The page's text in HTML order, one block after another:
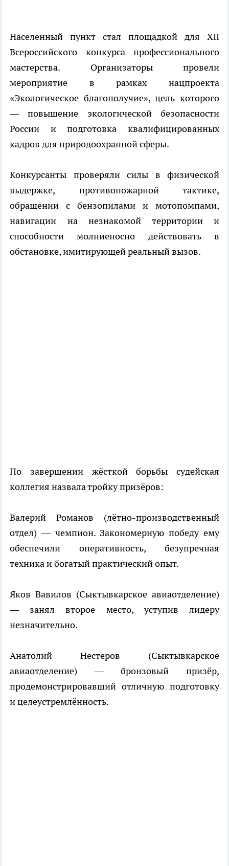
Населенный пункт стал площадкой для XII
Всероссийского конкурса профессионального
мастерства. Организаторы провели
мероприятие в рамках нацпроекта
«Экологическое благополучие», цель которого
— повышение экологической безопасности
России и подготовка квалифицированных
кадров для природоохранной сферы.
Конкурсанты проверяли силы в физической
выдержке, противопожарной тактике,
обращении с бензопилами и мотопомпами,
навигации на незнакомой территории и
способности молниеносно действовать в
обстановке, имитирующей реальный вызов.
По завершении жёсткой борьбы судейская
коллегия назвала тройку призёров:
Валерий Романов (лётно-производственный
отдел) — чемпион. Закономерную победу ему
обеспечили оперативность, безупречная
техника и богатый практический опыт.
Яков Вавилов (Сыктывкарское авиаотделение)
— занял второе место, уступив лидеру
незначительно.
Анатолий Нестеров (Сыктывкарское
авиаотделение) — бронзовый призёр,
продемонстрировавший отличную подготовку
и целеустремлённость.